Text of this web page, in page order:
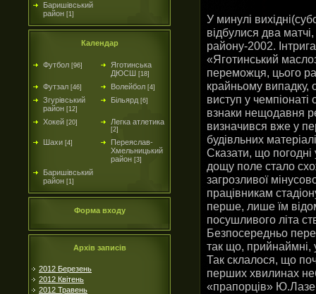
Баришівський
район [1]
Календар
Футбол [96]
Яготинська
ДЮСШ [18]
Футзал [46] Волейбол [4]
Згурівський
район [12]
Більярд [6]
Хокей [20] Легка атлетика
[2]
Шахи [4]
Переяслав-
Хмельницький
район [3]
Баришівський
район [1]
Форма входу
Архів записів
2012 Березень
2012 Квітень
2012 Травень
У минулі
відбулися два
району-2002.
«Яготинський
переможця, цього
крайньому випадку,
виступ у
взнаки нещодавня
визначився вже у
будівльних
Сказати, що погодні
дощу поле стало
загрозливої
працівникам
перше, лише їм
посушливого літа
Безпосередньо
так що, прийнаймні,
Так склалося, що
перших хвилинах
«прапорців»